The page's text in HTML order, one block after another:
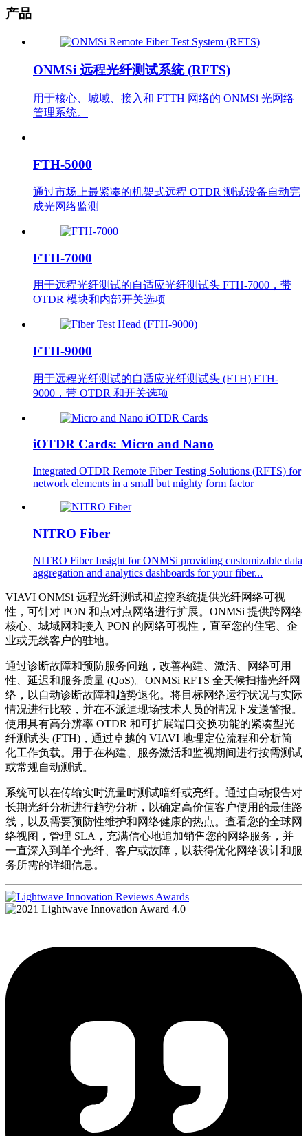
产品
ONMSi 远程光纤测试系统 (RFTS)
用于核心、城域、接入和 FTTH 网络的 ONMSi 光网络
管理系统。
FTH-5000
通过市场上最紧凑的机架式远程 OTDR 测试设备自动完
成光网络监测
FTH-7000
用于远程光纤测试的自适应光纤测试头 FTH-7000，带
OTDR 模块和内部开关选项
FTH-9000
用于远程光纤测试的自适应光纤测试头 (FTH) FTH-
9000，带 OTDR 和开关选项
iOTDR Cards: Micro and Nano
Integrated OTDR Remote Fiber Testing Solutions (RFTS) for
network elements in a small but mighty form factor
NITRO Fiber
NITRO Fiber Insight for ONMSi providing customizable data
aggregation and analytics dashboards for your fiber...
VIAVI ONMSi 远程光纤测试和监控系统提供光纤网络可视
性，可针对 PON 和点对点网络进行扩展。ONMSi 提供跨网络
核心、城域网和接入 PON 的网络可视性，直至您的住宅、企
业或无线客户的驻地。
通过诊断故障和预防服务问题，改善构建、激活、网络可用
性、延迟和服务质量 (QoS)。ONMSi RFTS 全天候扫描光纤网
络，以自动诊断故障和趋势退化。将目标网络运行状况与实际
情况进行比较，并在不派遣现场技术人员的情况下发送警报。
使用具有高分辨率 OTDR 和可扩展端口交换功能的紧凑型光
纤测试头 (FTH)，通过卓越的 VIAVI 地理定位流程和分析简
化工作负载。用于在构建、服务激活和监视期间进行按需测试
或常规自动测试。
系统可以在传输实时流量时测试暗纤或亮纤。通过自动报告对
长期光纤分析进行趋势分析，以确定高价值客户使用的最佳路
线，以及需要预防性维护和网络健康的热点。查看您的全球网
络视图，管理 SLA，充满信心地追加销售您的网络服务，并
一直深入到单个光纤、客户或故障，以获得优化网络设计和服
务所需的详细信息。